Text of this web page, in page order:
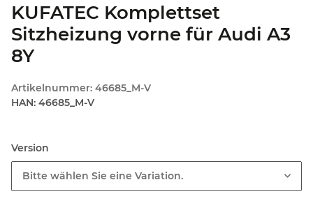
KUFATEC Komplettset
Sitzheizung vorne für Audi A3
8Y
Artikelnummer: 46685_M-V
HAN: 46685_M-V
Version
Bitte wählen Sie eine Variation.